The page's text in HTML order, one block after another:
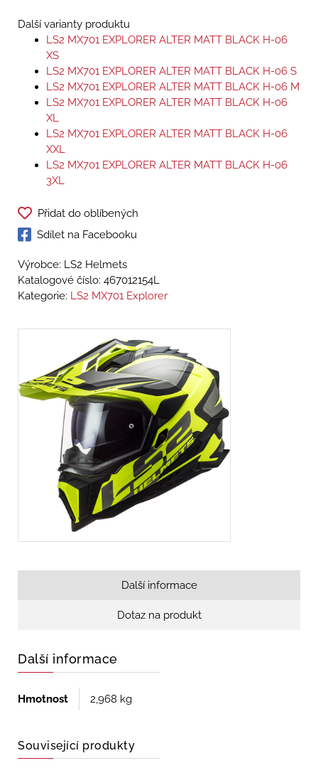
Další varianty produktu
LS2 MX701 EXPLORER ALTER MATT BLACK H-06
XS
LS2 MX701 EXPLORER ALTER MATT BLACK H-06 S
LS2 MX701 EXPLORER ALTER MATT BLACK H-06 M
LS2 MX701 EXPLORER ALTER MATT BLACK H-06
XL
LS2 MX701 EXPLORER ALTER MATT BLACK H-06
XXL
LS2 MX701 EXPLORER ALTER MATT BLACK H-06
3XL
Přidat do oblíbených
Sdílet na Facebooku
Výrobce: LS2 Helmets
Katalogové číslo: 467012154L
Kategorie: LS2 MX701 Explorer
Další informace
Dotaz na produkt
Další informace
Hmotnost 2,968 kg
Související produkty